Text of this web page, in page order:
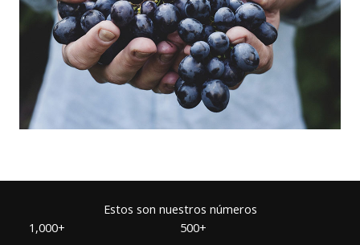
Estos son nuestros números
1,000+
500+